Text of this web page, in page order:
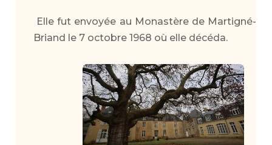
Elle fut envoyée au Monastère de Martigné-
Briand le 7 octobre 1968 où elle décéda.